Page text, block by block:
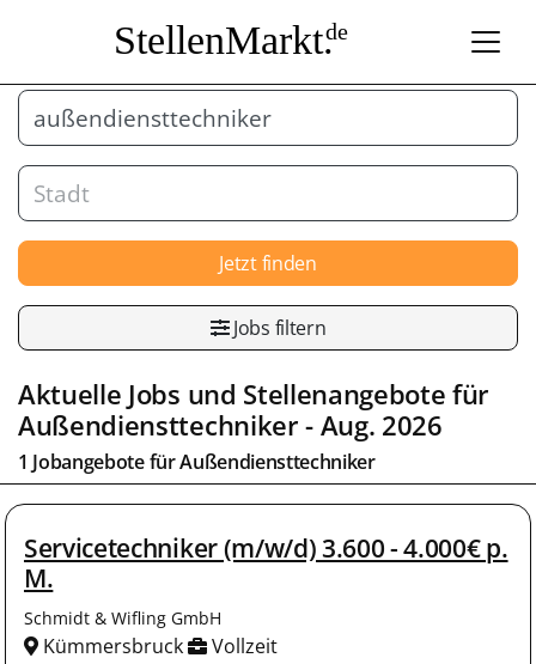
StellenMarkt.de
Jetzt finden
Jobs filtern
Aktuelle Jobs und Stellenangebote für
Außendiensttechniker- Aug. 2026
1 Jobangebote fürAußendiensttechniker
Servicetechniker (m/w/d) 3.600 - 4.000€ p.
M.
Schmidt & Wifling GmbH
Kümmersbruck Vollzeit